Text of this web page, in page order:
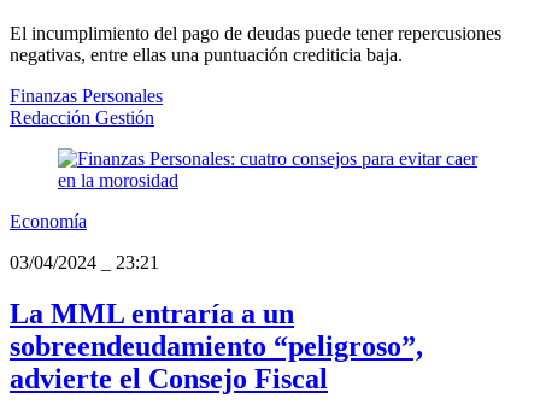
El incumplimiento del pago de deudas puede tener repercusiones
negativas, entre ellas una puntuación crediticia baja.
Finanzas Personales
Redacción Gestión
Economía
03/04/2024
23:21
La MML entraría a un
sobreendeudamiento “peligroso”,
advierte el Consejo Fiscal